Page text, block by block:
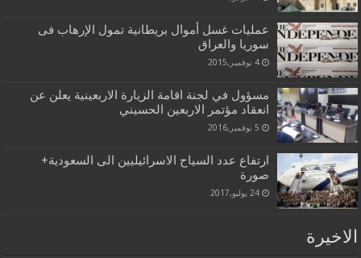
عمليات غسل أموال بريطانية تمول الإرهاب فى
سوريا والعراق
4 نوفمبر,2015
مسؤول في لجنة اقامة الزيارة الاربعينية يعلن عن
انعقاد مؤتمر الاربعين الحسيني
5 نوفمبر,2016
ارتفاع عدد السياح الاسرائيليين الى السعودية+
صورة
24 يوليو,2017
الاخيرة